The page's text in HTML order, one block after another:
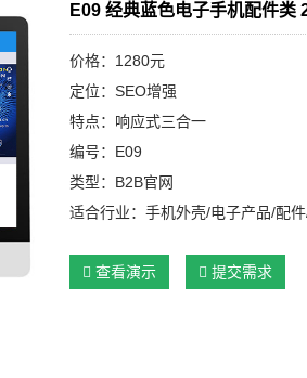
E09 经典蓝色电子手机配件类
价格：1280元
定位：SEO增强
特点：响应式三合一
编号：E09
类型：B2B官网
适合行业：手机外壳/电子产品/配
查看演示 提交需求